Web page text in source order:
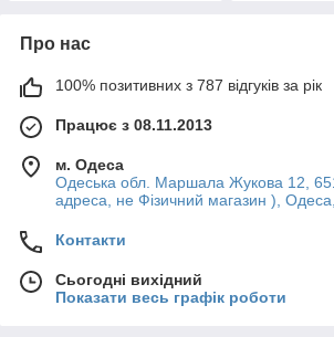
Про нас
100% позитивних з 787 відгуків за рік
Працює з 08.11.2013
м. Одеса
Одеська обл. Маршала Жукова 12,
адреса, не Фізичний магазин ),
Контакти
Сьогодні вихідний
Показати весь графік роботи